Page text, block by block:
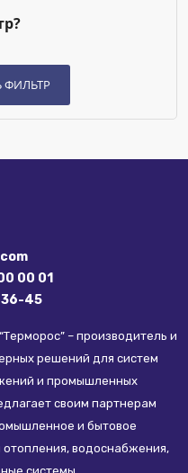
00 01
45
– производитель и
решений для систем
и промышленных
своим партнерам
и бытовое
водоснабжения,